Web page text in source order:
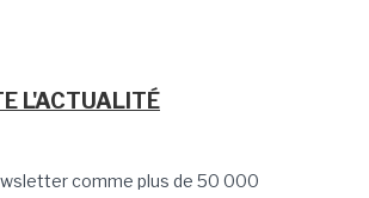
L'ACTUALITÉ
comme plus de 50 000